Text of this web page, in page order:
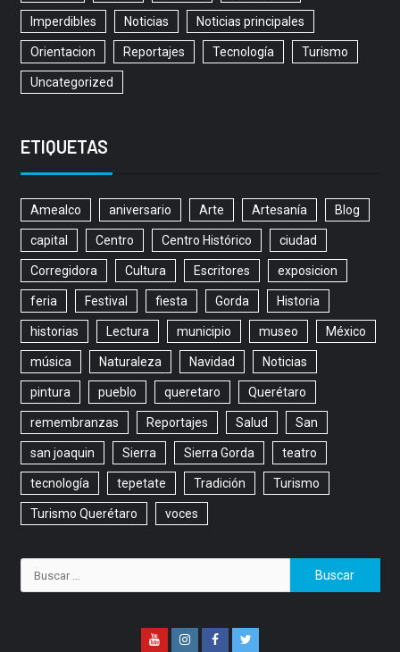
Imperdibles Noticias Noticias principales
Orientacion Reportajes Tecnología Turismo
Uncategorized
ETIQUETAS
Amealco aniversario Arte Artesanía Blog
capital Centro Centro Histórico ciudad
Corregidora Cultura Escritores exposicion
feria Festival fiesta Gorda Historia
historias Lectura municipio museo México
música Naturaleza Navidad Noticias
pintura pueblo queretaro Querétaro
remembranzas Reportajes Salud San
san joaquin Sierra Sierra Gorda teatro
tecnología tepetate Tradición Turismo
Turismo Querétaro voces